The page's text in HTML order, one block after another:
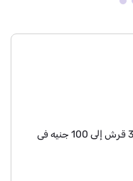
تتيح لك هذه الخدمة أن تحول رصيد من 30 قرش إلى 100 جنيه فى